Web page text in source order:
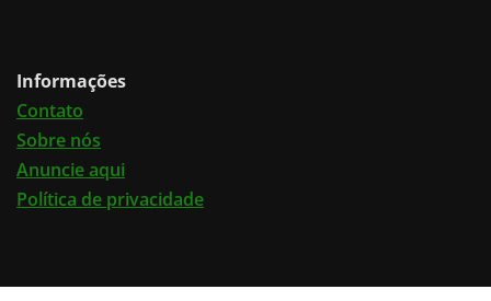
Informações
Contato
Sobre nós
Anuncie aqui
Política de privacidade